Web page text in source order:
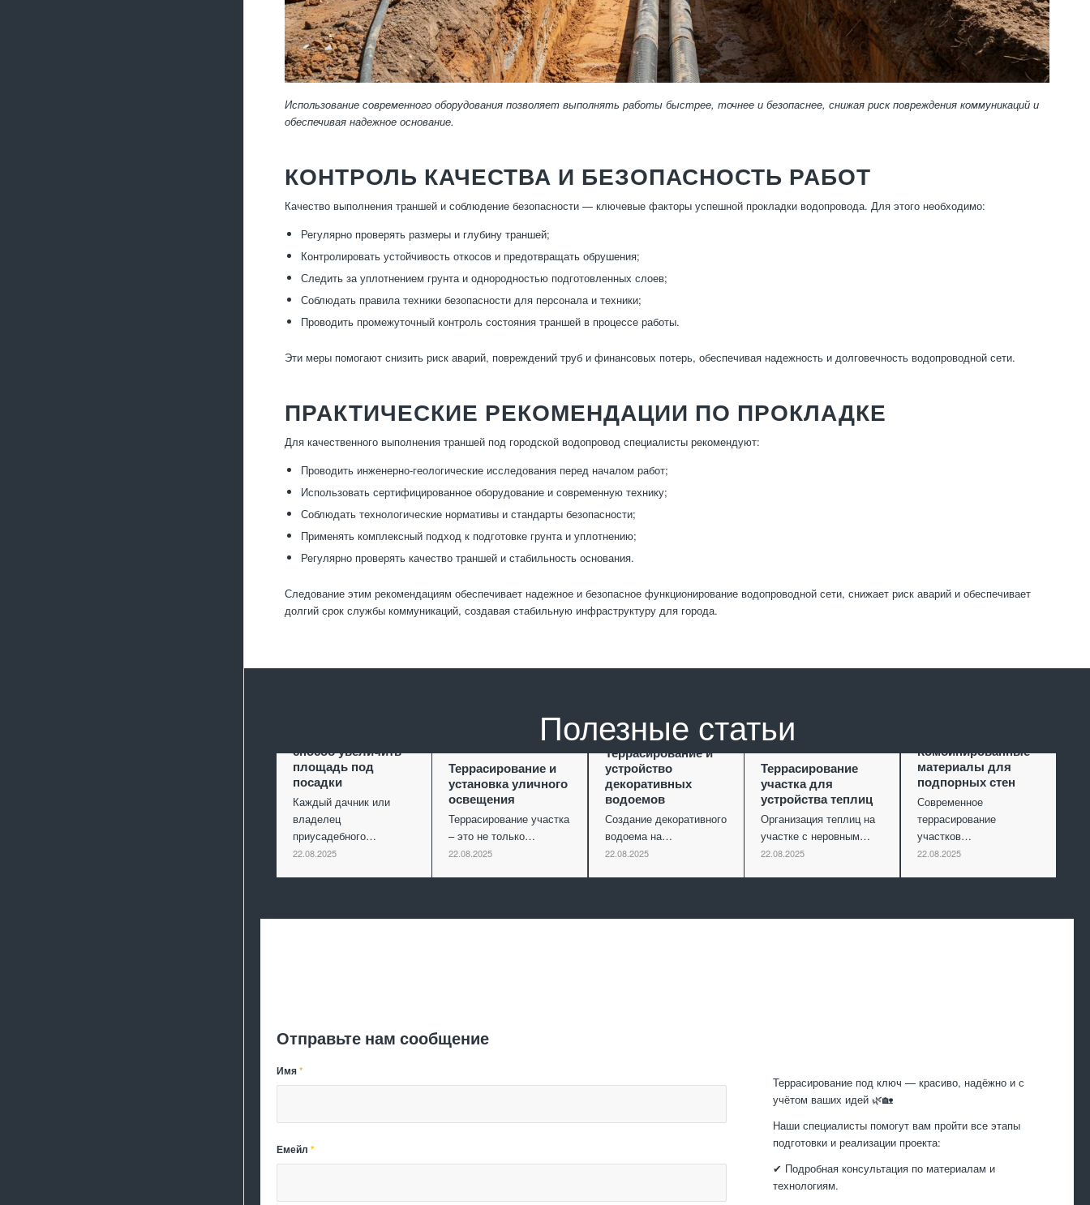
Использование современного оборудования позволяет выполнять работы быстрее, точнее и безопаснее, снижая риск повреждения коммуникаций и
обеспечивая надежное основание.
КОНТРОЛЬ КАЧЕСТВА И БЕЗОПАСНОСТЬ РАБОТ
Качество выполнения траншей и соблюдение безопасности — ключевые факторы успешной прокладки водопровода. Для этого необходимо:
Регулярно проверять размеры и глубину траншей;
Контролировать устойчивость откосов и предотвращать обрушения;
Следить за уплотнением грунта и однородностью подготовленных слоев;
Соблюдать правила техники безопасности для персонала и техники;
Проводить промежуточный контроль состояния траншей в процессе работы.
Эти меры помогают снизить риск аварий, повреждений труб и финансовых потерь, обеспечивая надежность и долговечность водопроводной сети.
ПРАКТИЧЕСКИЕ РЕКОМЕНДАЦИИ ПО ПРОКЛАДКЕ
Для качественного выполнения траншей под городской водопровод специалисты рекомендуют:
Проводить инженерно-геологические исследования перед началом работ;
Использовать сертифицированное оборудование и современную технику;
Соблюдать технологические нормативы и стандарты безопасности;
Применять комплексный подход к подготовке грунта и уплотнению;
Регулярно проверять качество траншей и стабильность основания.
Следование этим рекомендациям обеспечивает надежное и безопасное функционирование водопроводной сети, снижает риск аварий и обеспечивает
долгий срок службы коммуникаций, создавая стабильную инфраструктуру для города.
Полезные статьи
способ увеличить
площадь под
посадки
Каждый дачник или
владелец
приусадебного…
22.08.2025
Террасирование и
установка уличного
освещения
Террасирование участка
– это не только…
22.08.2025
Террасирование и
устройство
декоративных
водоемов
Создание декоративного
водоема на…
22.08.2025
Террасирование
участка для
устройства теплиц
Организация теплиц на
участке с неровным…
22.08.2025
Комбинированные
материалы для
подпорных стен
Современное
террасирование
участков…
22.08.2025
Отправьте нам сообщение
Имя*
Емейл *
Террасирование под ключ — красиво, надёжно и с
учётом ваших идей 🌿🏡
Наши специалисты помогут вам пройти все этапы
подготовки и реализации проекта:
✔ Подробная консультация по материалам и
технологиям.